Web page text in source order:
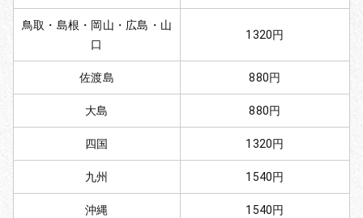
鳥取・島根・岡山・広島・山
口
1320円
佐渡島 880円
大島 880円
四国 1320円
九州 1540円
沖縄 1540円